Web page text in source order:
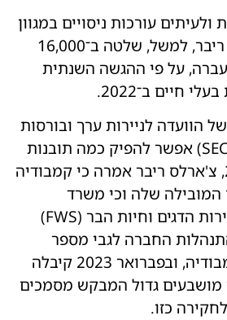
עורכות ניסויים במגוון
בעלי חיים. צ'ארלס ריבר, למשל, שלטה ב־16,000
על פי ההגשה השנתית
חיים ב־2022.
הוועדה לניירות ערך ובורסות
של ארצות הברית (SEC) אפשר להפיק כמה תובנות
בנושא: בשנת 2022, צ'ארלס ריבר אמרה כי קמבודיה
המובילה שלה וכי משרד
המשפטים (DoJ) ושירות הדגים וחיות הבר (FWS)
החברה לגבי מספר
משלוחי קופים מקמבודיה, ובפברואר 2023 קיבלה
מושבעים גדול המבקש מסמכים
כזו.